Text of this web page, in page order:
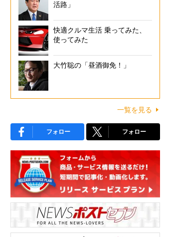
活路」
快適クルマ生活 乗ってみた、
使ってみた
大竹聡の「昼酒御免！」
一覧を見る
フォロー フォロー